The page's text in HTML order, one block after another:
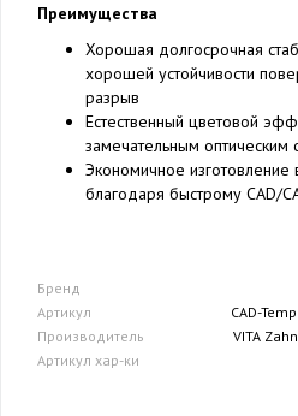
Преимущества
Хорошая долгосрочная
хорошей устойчивости
разрыв
Естественный цветовой
замечательным оптическим
Экономичное
благодаря быстрому CAD/
Бренд
Артикул
CAD-
Производитель
VITA
Артикул хар-ки